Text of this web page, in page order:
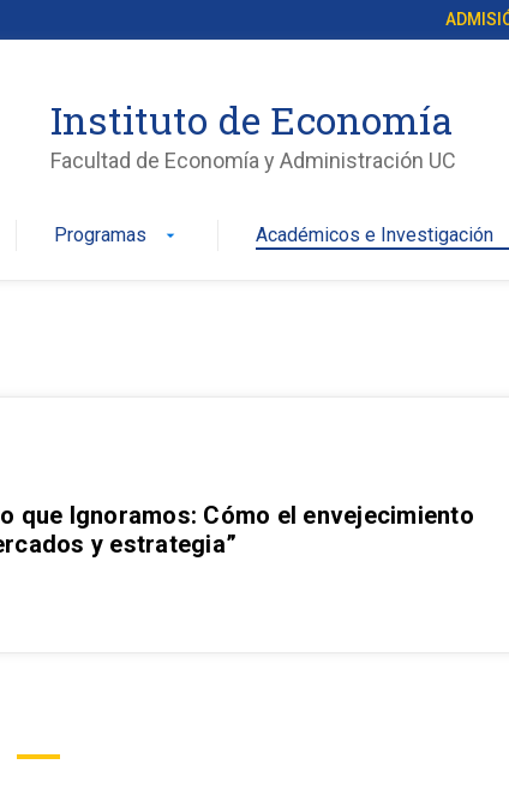
Instituto de Economía
Facultad de Economía y Administración UC
Programas arrow_drop_down Académicos e Investigación
que Ignoramos: Cómo el envejecimiento
y estrategia”